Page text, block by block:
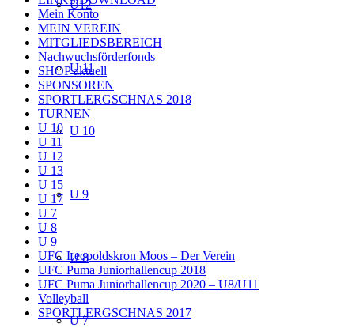
U12
U 11
U 10
U 9
U 8
U 7
Mein Konto
MEIN VEREIN
MITGLIEDSBEREICH
Nachwuchsförderfonds
SHOP aktuell
SPONSOREN
SPORTLERGSCHNAS 2018
TURNEN
U 10
U 11
U 12
U 13
U 15
U 17
U 7
U 8
U 9
UFC Leopoldskron Moos – Der Verein
UFC Puma Juniorhallencup 2018
UFC Puma Juniorhallencup 2020 – U8/U11
Volleyball
SPORTLERGSCHNAS 2017